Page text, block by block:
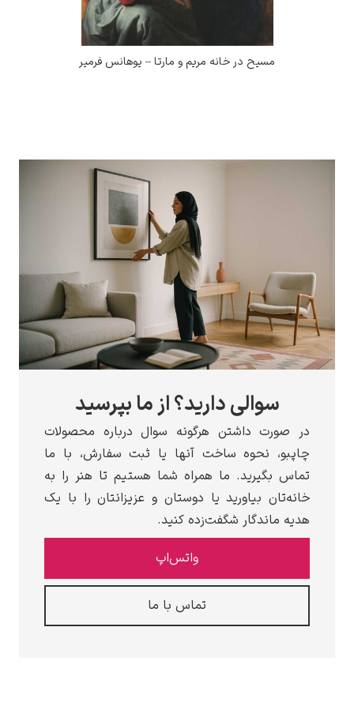
مسیح در خانه مریم و مارتا – یوهانس فرمیر
سوالی دارید؟ از ما بپرسید
در صورت داشتن هرگونه سوال درباره محصولات
چاپبو، نحوه ساخت آنها یا ثبت سفارش، با ما
تماس بگیرید. ما همراه شما هستیم تا هنر را به
خانه‌تان بیاورید یا دوستان و عزیزانتان را با یک
هدیه ماندگار شگفت‌زده کنید.
واتس‌اپ
تماس با ما